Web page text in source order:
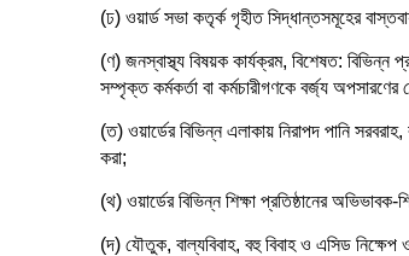
(ঢ) ওয়ার্ড সভা কতৃর্ক গৃহীত সিদ্ধান্তসমূহের
(ণ) জনস্বাস্থ্য বিষয়ক কার্যক্রম, বিশেষত: বিভিন্ন
সম্পৃক্ত কর্মকর্তা বা কর্মচারীগণকে বর্জ্য
(ত) ওয়ার্ডের বিভিন্ন এলাকায় নিরাপদ পানি
করা;
(থ) ওয়ার্ডের বিভিন্ন শিক্ষা প্রতিষ্ঠানের
(দ) যৌতুক, বাল্যবিবাহ, বহু বিবাহ ও এসিড